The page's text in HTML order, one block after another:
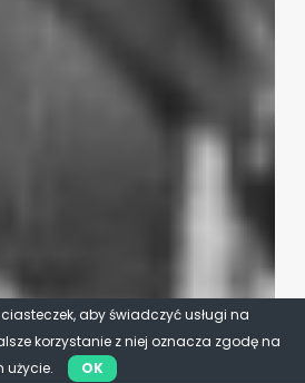
aby świadczyć usługi na
korzystanie z niej oznacza zgodę na
użycie.
OK